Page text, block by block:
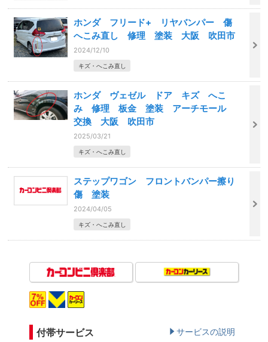
ホンダ フリード+ リヤバンパー 傷
へこみ直し 修理 塗装 大阪 吹田市
2024/12/10
キズ・へこみ直し
ホンダ ヴェゼル ドア キズ へこ
み 修理 板金 塗装 アーチモール
交換 大阪 吹田市
2025/03/21
キズ・へこみ直し
ステップワゴン フロントバンパー擦り
傷 塗装
2024/04/05
キズ・へこみ直し
付帯サービス サービスの説明